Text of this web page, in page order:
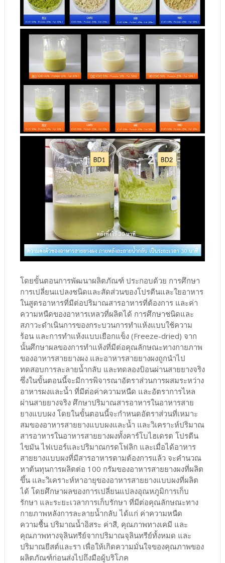
โดยขั้นตอนการพัฒนาผลิตภัณฑ์ ประกอบด้วย การศึกษา
การเปลี่ยนแปลงชนิดและสัดส่วนของโปรตีนและใยอาหาร
ในสูตรอาหารที่มีต่อปริมาณสารอาหารที่ต้องการ และค่า
ความหนืดของอาหารเหลวที่ผลิตได้ การศึกษาชนิดและ
สภาวะดำเนินการของกระบวนการทำแห้งแบบใช้ความ
ร้อน และการทําแห้งแบบเยือกแข็ง (Freeze-dried) จาก
นั้นศึกษาผลของการทำแห้งที่มีต่อคุณลักษณะทางกายภาพ
ของอาหารสายยางผง และอาหารสายยางผงถูกนำไป
ทดสอบการละลายน้ำกลับ และทดลองป้อนผ่านสายยางจริง
ซึ่งในขั้นตอนนี้จะมีการพิจารณาอัตราส่วนการผสมระหว่าง
อาหารผงและน้ำ ที่มีต่อค่าความหนืด และอัตราการไหล
ผ่านสายยางจริง ศึกษาปริมาณสารอาหารในอาหารสาย
ยางแบบผง โดยในขั้นตอนนี้จะกำหนดอัตราส่วนที่เหมาะ
สมของอาหารสายยางแบบผงและน้ำ และวิเคราะห์ปริมาณ
สารอาหารในอาหารสายยางผงทั้งคาร์โบไฮเดรต โปรตีน
ไขมัน ไฟเบอร์และปริมาณกรดโฟลิก และเมื่อได้อาหาร
สายยางแบบผงที่มีสารอาหารตามต้องการแล้ว จะคำนวณ
หาต้นทุนการผลิตต่อ 100 กรัมของอาหารสายยางผงที่ผลิต
ขึ้น และวิเคราะห์หาอายุของอาหารสายยางแบบผงที่ผลิต
ได้ โดยศึกษาผลของการเปลี่ยนแปลงอุณหภูมิการเก็บ
รักษา และระยะเวลาการเก็บรักษา ที่มีต่อคุณลักษณะทาง
กายภาพหลังการละลายน้ำกลับ ได้แก่ ค่าความหนืด
ความชื้น ปริมาณน้ำอิสระ ค่าสี, คุณภาพทางเคมี และ
คุณภาพทางจุลินทรีย์จากปริมาณจุลินทรีย์ทั้งหมด และ
ปริมาณยีสต์และรา เพื่อให้เกิดความมั่นใจของคุณภาพของ
ผลิตภัณฑ์ก่อนส่งไปถึงมือผู้บริโภค